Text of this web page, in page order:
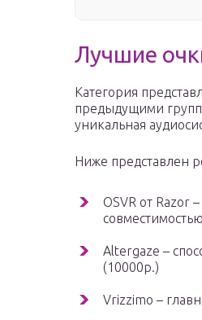
Лучшие
Категория
предыдущими
уникальная
Ниже представлен
OSVR от Razor
Altergaze –
(10000р.)
Vrizzimo –